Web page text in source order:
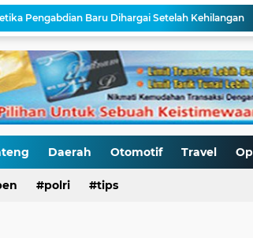
Pajak Serasa Pemaksaan Pajak
Emas Lahir dari Penerapan Sistem Pendidikan
Pengabdian Baru Dihargai Setelah Kehilangan
Daerah Otomotif Travel
polri tips